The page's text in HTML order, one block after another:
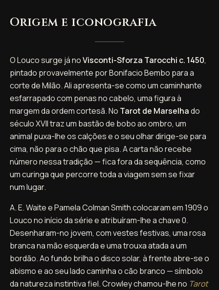
Origem e iconografia
O Louco surge já noVisconti-Sforza Tarocchi c. 1450,
pintado provavelmente por Bonifacio Bembo para a
corte de Milão. Ali apresenta-se como um caminhante
esfarrapado com penas no cabelo, uma figura à
margem da ordem cortesã. No Tarot de Marselhado
século XVII traz um bastão de bobo ao ombro, um
animal puxa-lhe os calções e o seu olhar dirige-se para
cima, não para o chão que pisa. A carta não recebe
número nessa tradição — fica fora da sequência, como
um curinga que percorre toda a viagem sem se fixar
num lugar.
A. E. Waite e Pamela Colman Smith colocaram em 1909 o
Louco no início da série e atribuíram-lhe a chave 0.
Desenharam-no jovem, com vestes festivas, uma rosa
branca na mão esquerda e uma trouxa atada a um
bordão. Ao fundo brilha o disco solar, à frente abre-se o
abismo e ao seu lado caminha o cão branco — símbolo
da natureza instintiva fiel. Crowley chamou-lhe no Tarot